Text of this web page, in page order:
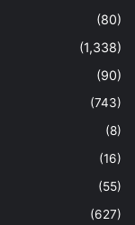
(80)
(1,338)
(90)
(743)
(8)
(16)
(55)
(627)